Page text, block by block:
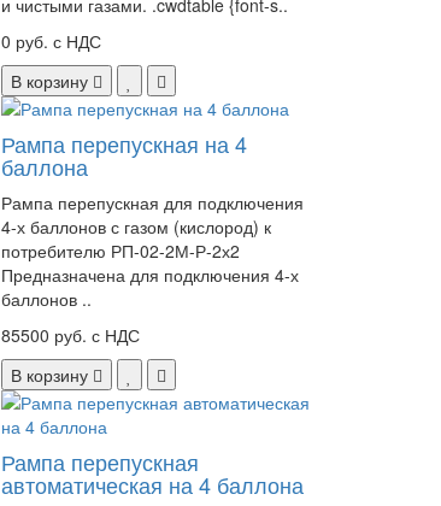
0 руб. с НДС
В корзину
Рампа перепускная на 4
баллона
Рампа перепускная для подключения
4-х баллонов с газом (кислород) к
потребителю РП-02-2М-Р-2х2
Предназначена для подключения 4-х
баллонов ..
85500 руб. с НДС
В корзину
Рампа перепускная
автоматическая на 4 баллона